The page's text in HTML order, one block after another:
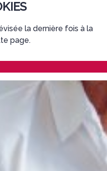
la dernière fois à la
page.